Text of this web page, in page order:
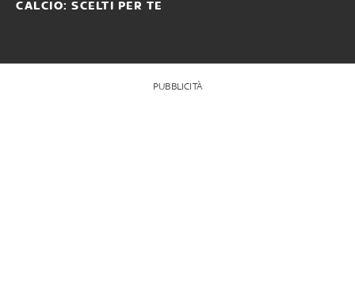
CALCIO: SCELTI PER TE
PUBBLICITÀ